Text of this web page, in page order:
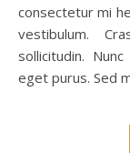
consectetur mi
vestibulum.
sollicitudin.
eget purus. Sed